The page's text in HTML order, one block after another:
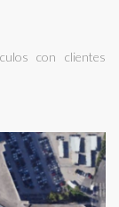
con clientes